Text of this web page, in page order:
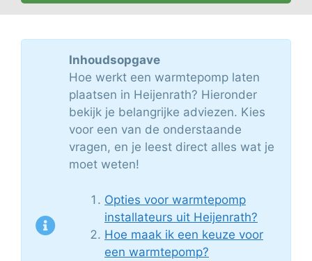
Inhoudsopgave
Hoe werkt een warmtepomp laten
plaatsen in Heijenrath? Hieronder
bekijk je belangrijke adviezen. Kies
voor een van de onderstaande
vragen, en je leest direct alles wat je
moet weten!
Opties voor warmtepomp
installateurs uit Heijenrath?
Hoe maak ik een keuze voor
een warmtepomp?